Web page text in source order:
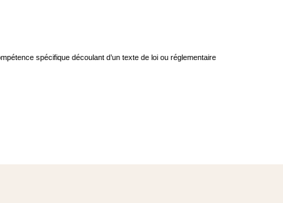
spécifique découlant d’un texte de loi ou réglementaire